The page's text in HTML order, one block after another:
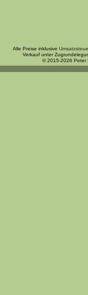
Alle Preise inklusive
Verkauf unter
© 2015-2026 Peter